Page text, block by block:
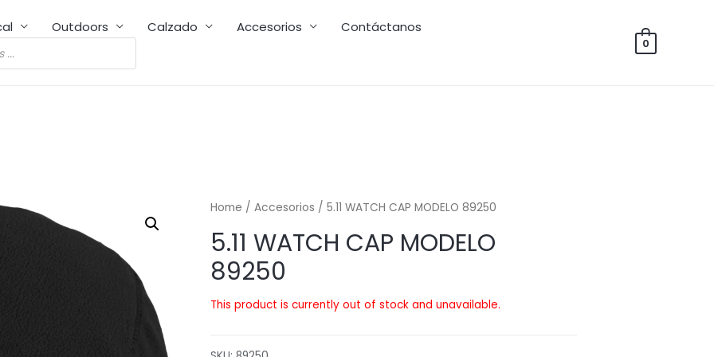
Outdoors Calzado Accesorios
Contáctanos
0
Home / Accesorios / 5.11 WATCH CAP MODELO 89250
5.11 WATCH CAP MODELO
89250
This product is currently out of stock and unavailable.